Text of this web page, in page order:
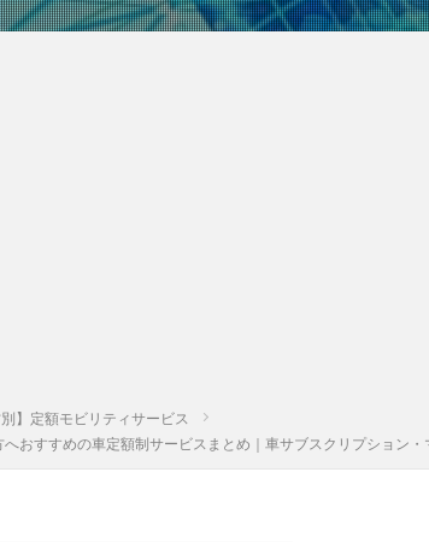
別】定額モビリティサービス
おすすめの車定額制サービスまとめ｜車サブスクリプション